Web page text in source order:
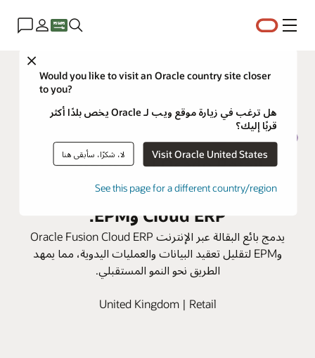
القائمة
Close
Would you like to visit an Oracle country site closer
to you?
هل ترغب في زيارة موقع ويب لـ Oracle يخص بلدًا أكثر
قربًا إليك؟
Visit Oracle United States لا، شكرًا، سأبقى هنا
See this page for a different country/region
تعزز Ocado Retail أوجه الكفاءة للإدارة
المالية باستخدام Oracle Fusion
Cloud ERP وEPM.
يدمج بائع البقالة عبر الإنترنت Oracle Fusion Cloud ERP
وEPM لتقليل تعقيد البيانات والعمليات اليدوية، مما يمهد
الطريق نحو النمو المستقبلي.
United Kingdom | Retail